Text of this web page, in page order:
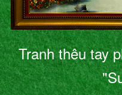
Tranh thêu tay